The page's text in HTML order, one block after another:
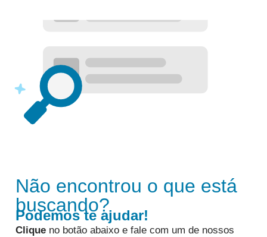
Não encontrou o que está
buscando?
Podemos te ajudar!
Clique no botão abaixo e fale com um de nossos